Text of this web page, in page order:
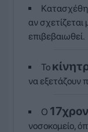
αν σχετίζεται
επιβεβαιωθεί.
Το
να εξετάζουν
Ο
νοσοκομείο,